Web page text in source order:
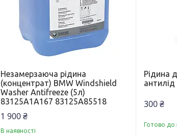
Незамерзаюча рідина
(концентрат) BMW Windshield
Washer Antifreeze (5л)
83125A1A167 83125A85518
1 900 ₴
В наявності
Рідина
300 ₴
Готово до